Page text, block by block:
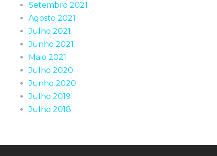
Setembro 2021
Agosto 2021
Julho 2021
Junho 2021
Maio 2021
Julho 2020
Junho 2020
Julho 2019
Julho 2018